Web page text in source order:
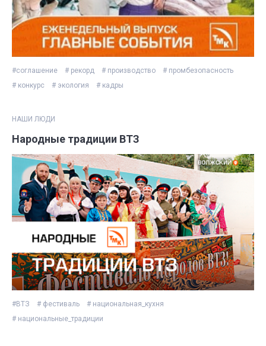
#соглашение # рекорд # производство
# промбезопасность
# конкурс
# экология # кадры
НАШИ ЛЮДИ
Народные традиции ВТЗ
#ВТЗ # фестиваль
# национальная_кухня
# национальные_традиции